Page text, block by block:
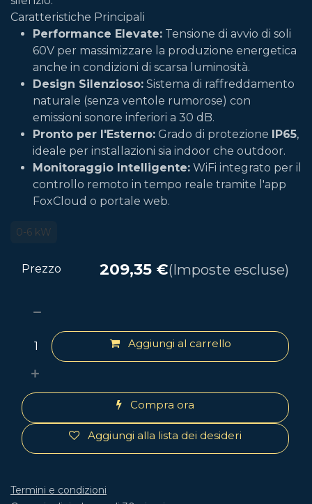
Caratteristiche Principali
Performance Elevate: Tensione di avvio di soli
60V per massimizzare la produzione energetica
anche in condizioni di scarsa luminosità.
Design Silenzioso: Sistema di raffreddamento
naturale (senza ventole rumorose) con
emissioni sonore inferiori a 30 dB.
Pronto per l'Esterno: Grado di protezione IP65,
ideale per installazioni sia indoor che outdoor.
Monitoraggio Intelligente: WiFi integrato per il
controllo remoto in tempo reale tramite l'app
FoxCloud o portale web.
0-6 kW
Aggiungi al carrello
Compra ora
Aggiungi alla lista dei desideri
Prezzo 209,35 €(Imposte escluse)
Termini e condizioni